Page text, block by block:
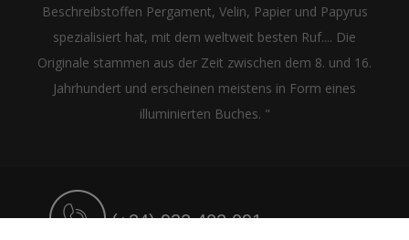
Beschreibstoffen Pergament, Velin, Papier und Papyrus
spezialisiert hat, mit dem weltweit besten Ruf.... Die
Originale stammen aus der Zeit zwischen dem 8. und 16.
Jahrhundert und erscheinen meistens in Form eines
illuminierten Buches. "
(+34) 932 402 091